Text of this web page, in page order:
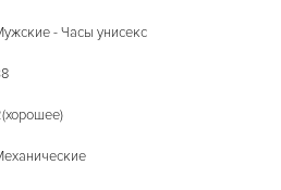
- Часы унисекс